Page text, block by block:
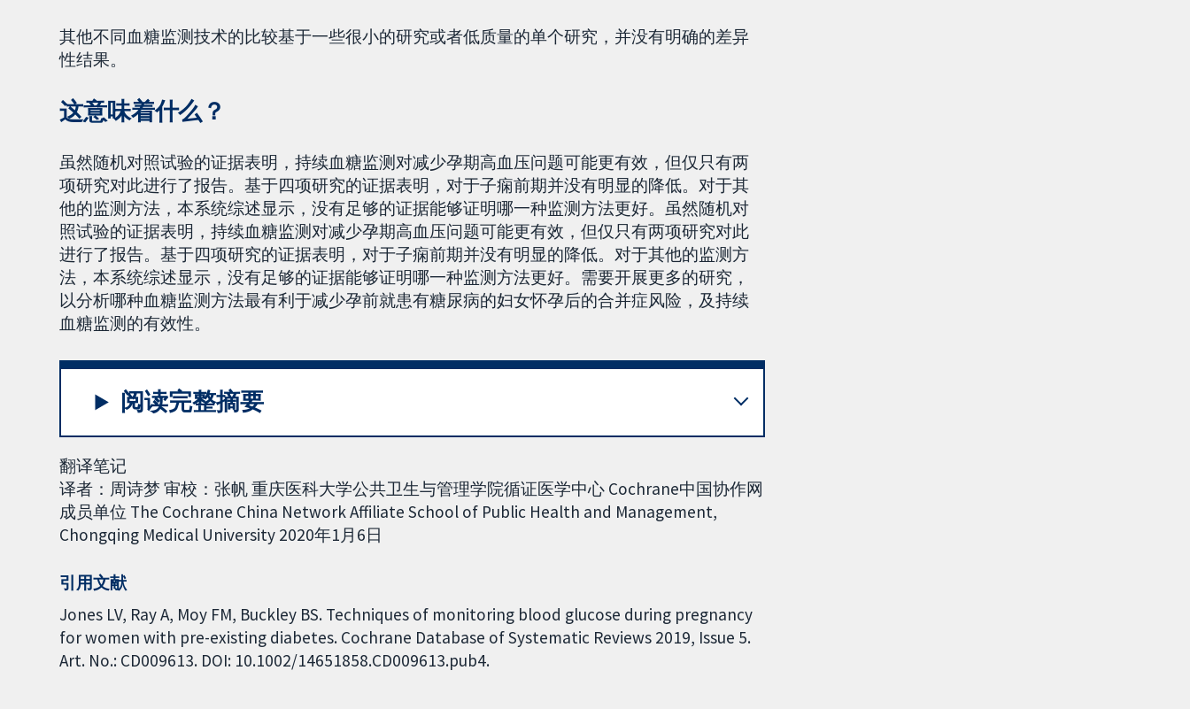
其他不同血糖监测技术的比较基于一些很小的研究或者低质量的单个研究，并没有明确的差异
性结果。
这意味着什么？
虽然随机对照试验的证据表明，持续血糖监测对减少孕期高血压问题可能更有效，但仅只有两
项研究对此进行了报告。基于四项研究的证据表明，对于子痫前期并没有明显的降低。对于其
他的监测方法，本系统综述显示，没有足够的证据能够证明哪一种监测方法更好。虽然随机对
照试验的证据表明，持续血糖监测对减少孕期高血压问题可能更有效，但仅只有两项研究对此
进行了报告。基于四项研究的证据表明，对于子痫前期并没有明显的降低。对于其他的监测方
法，本系统综述显示，没有足够的证据能够证明哪一种监测方法更好。需要开展更多的研究，
以分析哪种血糖监测方法最有利于减少孕前就患有糖尿病的妇女怀孕后的合并症风险，及持续
血糖监测的有效性。
阅读完整摘要
翻译笔记
译者：周诗梦 审校：张帆 重庆医科大学公共卫生与管理学院循证医学中心 Cochrane中国协作网
成员单位 The Cochrane China Network Affiliate School of Public Health and Management,
Chongqing Medical University 2020年1月6日
引用文献
Jones LV, Ray A, Moy FM, Buckley BS. Techniques of monitoring blood glucose during pregnancy
for women with pre-existing diabetes. Cochrane Database of Systematic Reviews 2019, Issue 5.
Art. No.: CD009613. DOI: 10.1002/14651858.CD009613.pub4.